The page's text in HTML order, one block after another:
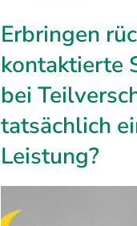
Erbringen
kontaktierte
bei
tatsächlich
Leistung?